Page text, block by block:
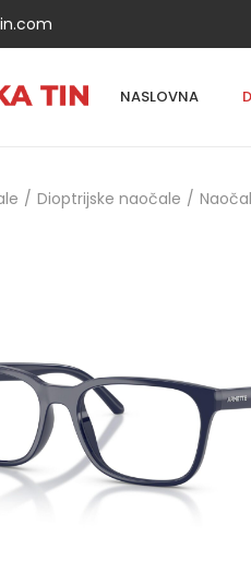
NASLOVNA
/ Dioptrijske naočale /